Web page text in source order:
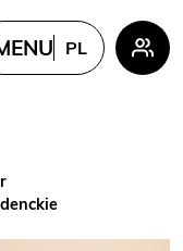
PL
UKR
CN